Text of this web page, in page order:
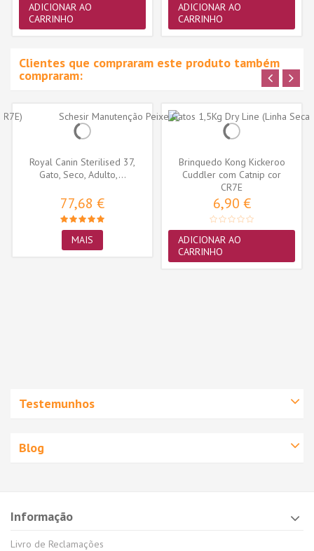
ADICIONAR AO
CARRINHO
ADICIONAR AO
CARRINHO
Clientes que compraram este produto também
compraram:
Royal Canin Sterilised 37,
Gato, Seco, Adulto,...
77,68 €
MAIS
Brinquedo Kong Kickeroo
Cuddler com Catnip cor
sortida...
CR7E
6,90 €
ADICIONAR AO
CARRINHO
Testemunhos
Blog
Informação
Livro de Reclamações